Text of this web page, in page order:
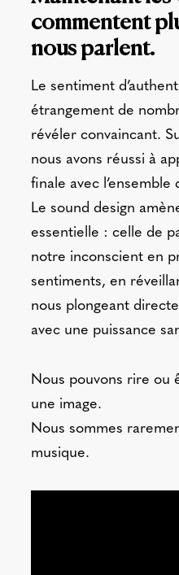
commentent
nous parlent.
Le sentiment
étrangement de
révéler convaincant.
nous avons réussi à
finale avec l’ensemble
Le sound design
essentielle : celle de
notre inconscient en
sentiments, en
nous plongeant
avec une puissance
Nous pouvons rire ou
une image.
Nous sommes
musique.